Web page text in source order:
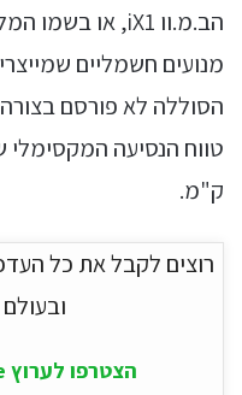
הסוללה לא פורסם
ק"מ.
רוצים לקבל את כל
ובעולם
הצטרפו לערוץ EV Magazine בטלגרם